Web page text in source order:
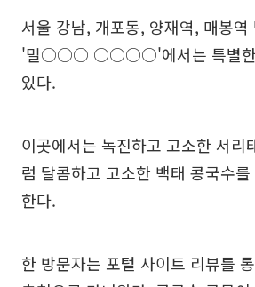
서울 강남, 개포동, 양재역, 매봉역
'밀○○○ ○○○○'에서는 특별한
있다.
이곳에서는 녹진하고 고소한 서리
럼 달콤하고 고소한 백태 콩국수
한다.
한 방문자는 포털 사이트 리뷰를